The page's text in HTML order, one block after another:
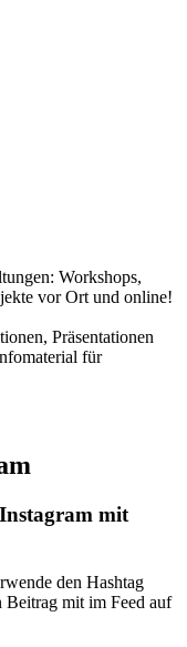
Workshops,
vor Ort und online!
Präsentationen
für
mit
den Hashtag
Beitrag mit im Feed auf